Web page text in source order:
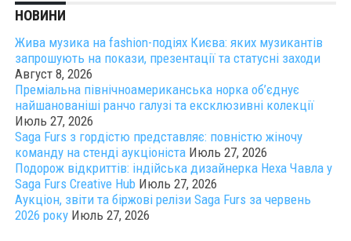
НОВИНИ
Жива музика на fashion-подіях Києва: яких музикантів
запрошують на покази, презентації та статусні заходи
Август 8, 2026
Преміальна північноамериканська норка об’єднує
найшанованіші ранчо галузі та ексклюзивні колекції
Июль 27, 2026
Saga Furs з гордістю представляє: повністю жіночу
команду на стенді аукціоніста Июль 27, 2026
Подорож відкриттів: індійська дизайнерка Неха Чавла у
Saga Furs Creative Hub Июль 27, 2026
Аукціон, звіти та біржові релізи Saga Furs за червень
2026 року Июль 27, 2026